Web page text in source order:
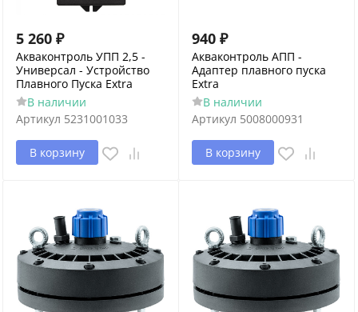
5 260 ₽
Акваконтроль УПП 2,5 -
Универсал - Устройство
Плавного Пуска Extra
В наличии
Артикул 5231001033
В корзину
940 ₽
Акваконтроль АПП -
Адаптер плавного пуска
Extra
В наличии
Артикул 5008000931
В корзину